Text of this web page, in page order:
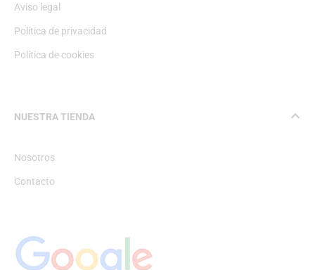
Aviso legal
Política de privacidad
Política de cookies
NUESTRA TIENDA
Nosotros
Contacto